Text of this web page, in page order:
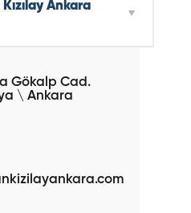
Ankara
Gökalp Cad.
\ Ankara